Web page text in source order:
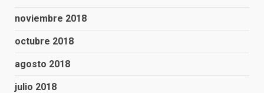
noviembre 2018
octubre 2018
agosto 2018
julio 2018